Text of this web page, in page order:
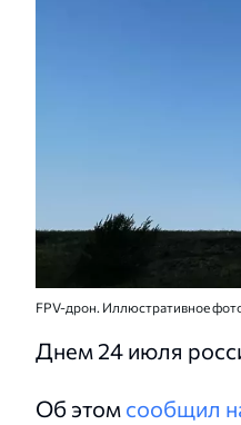
FPV-дрон. Иллюстративное
Днем 24 июля
Об этом сообщил